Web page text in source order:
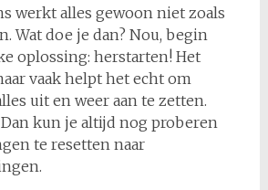
werkt alles gewoon niet zoals
Wat doe je dan? Nou, begin
oplossing: herstarten! Het
vaak helpt het echt om
uit en weer aan te zetten.
kun je altijd nog proberen
te resetten naar